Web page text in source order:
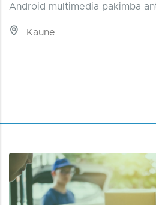
Android multimedia pakimba
Kaune